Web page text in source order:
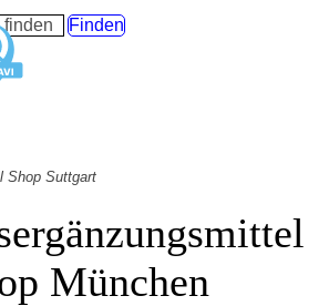
Finden
Shop Suttgart
München